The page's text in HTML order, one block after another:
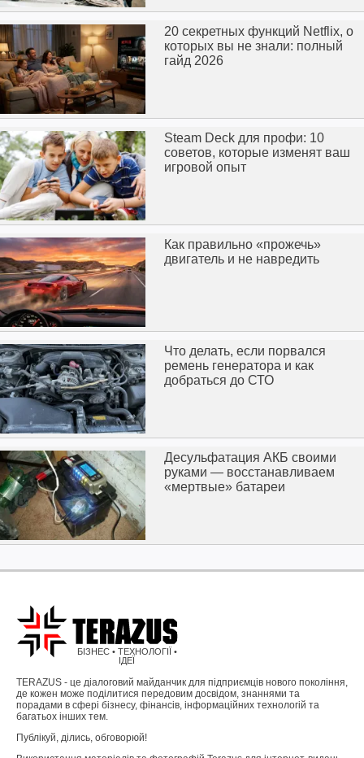
20 секретных функций Netflix, о
которых вы не знали: полный
гайд 2026
Steam Deck для профи: 10
советов, которые изменят ваш
игровой опыт
Как правильно «прожечь»
двигатель и не навредить
Что делать, если порвался
ремень генератора и как
добраться до СТО
Десульфатация АКБ своими
руками — восстанавливаем
«мертвые» батареи
БІЗНЕС • ТЕХНОЛОГІЇ •
ІДЕЇ
TERAZUS - це діалоговий майданчик для підприємців нового покоління,
де кожен може поділитися передовим досвідом, знаннями та
порадами в сфері бізнесу, фінансів, інформаційних технологій та
багатьох інших тем.
Публікуй, ділись, обговорюй!